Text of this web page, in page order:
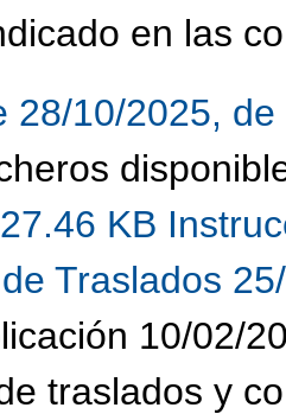
en las
28/10/2025,
KB
Traslados
10/02/
traslados y